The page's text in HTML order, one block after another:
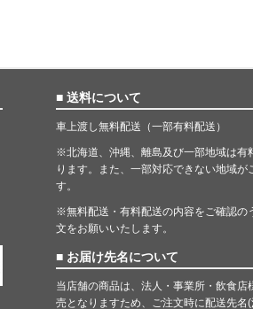
■ 送料について
車上渡し無料配送（一部有料配送）
※北海道、沖縄、離島及び一部地域は有
ります。また、一部対応できない地域が
す。
※無料配送・有料配送の内容をご確認の
文をお願いいたします。
■ お届け先名について
当店舗の商品は、法人・事業所・飲食店
売となりますため、ご注文時に配送先名